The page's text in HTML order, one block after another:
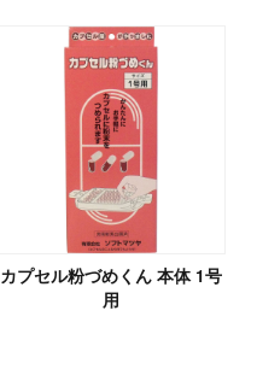
カプセル粉づめくん 本体 1号
用